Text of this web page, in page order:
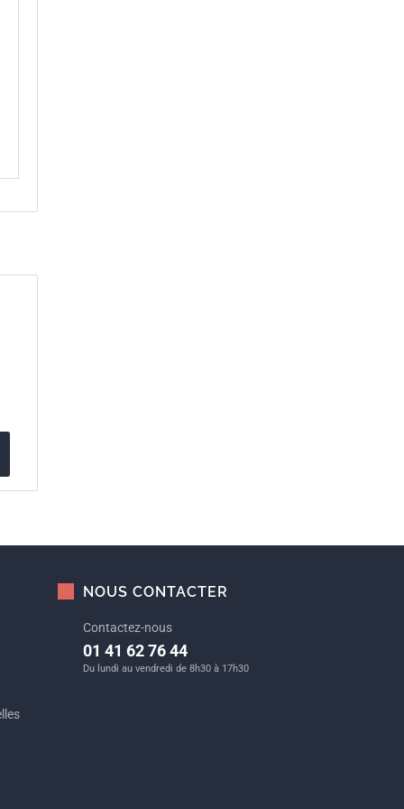
NOUS CONTACTER
Contactez-nous
01 41 62 76 44
Du lundi au vendredi de 8h30 à 17h30